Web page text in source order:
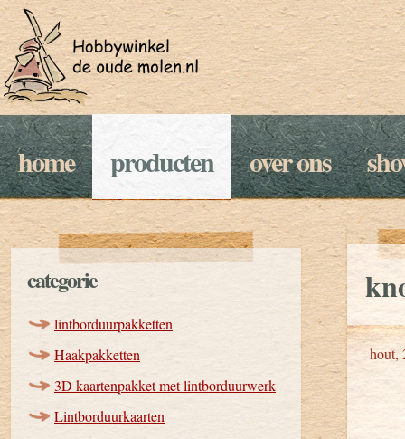
home producten over ons
categorie
lintborduurpakketten
Haakpakketten
3D kaartenpakket met lintborduurwerk
Lintborduurkaarten
hout,